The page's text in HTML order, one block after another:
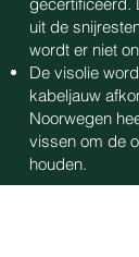
uit de
wordt er niet
De visolie
kabeljauw
Noorwegen
vissen om de
houden.